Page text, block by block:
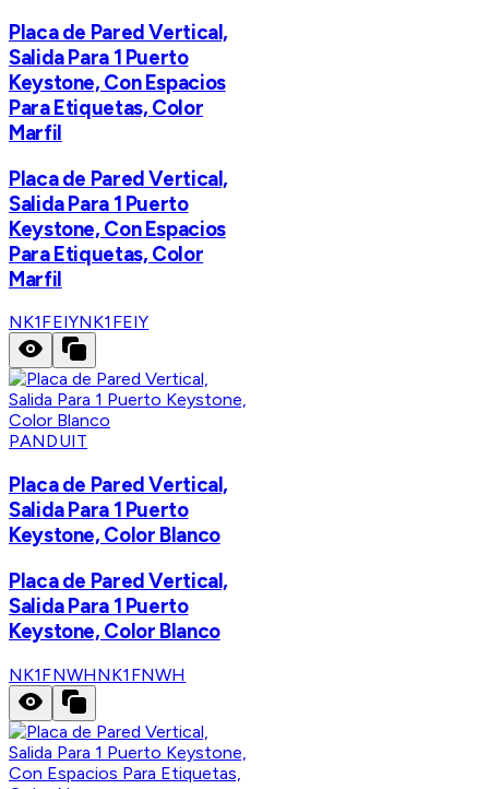
Placa de Pared Vertical,
Salida Para 1 Puerto
Keystone, Con Espacios
Para Etiquetas, Color
Marfil
Placa de Pared Vertical,
Salida Para 1 Puerto
Keystone, Con Espacios
Para Etiquetas, Color
Marfil
NK1FEIYNK1FEIY
PANDUIT
Placa de Pared Vertical,
Salida Para 1 Puerto
Keystone, Color Blanco
Placa de Pared Vertical,
Salida Para 1 Puerto
Keystone, Color Blanco
NK1FNWHNK1FNWH